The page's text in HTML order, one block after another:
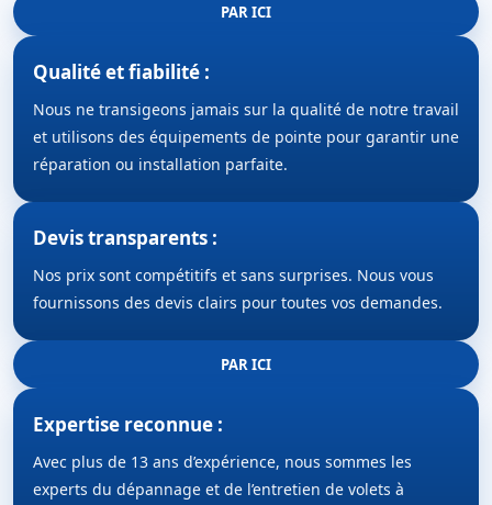
PAR ICI
Qualité et fiabilité :
Nous ne transigeons jamais sur la qualité de notre travail
et utilisons des équipements de pointe pour garantir une
réparation ou installation parfaite.
Devis transparents :
Nos prix sont compétitifs et sans surprises. Nous vous
fournissons des devis clairs pour toutes vos demandes.
PAR ICI
Expertise reconnue :
Avec plus de 13 ans d’expérience, nous sommes les
experts du dépannage et de l’entretien de volets à